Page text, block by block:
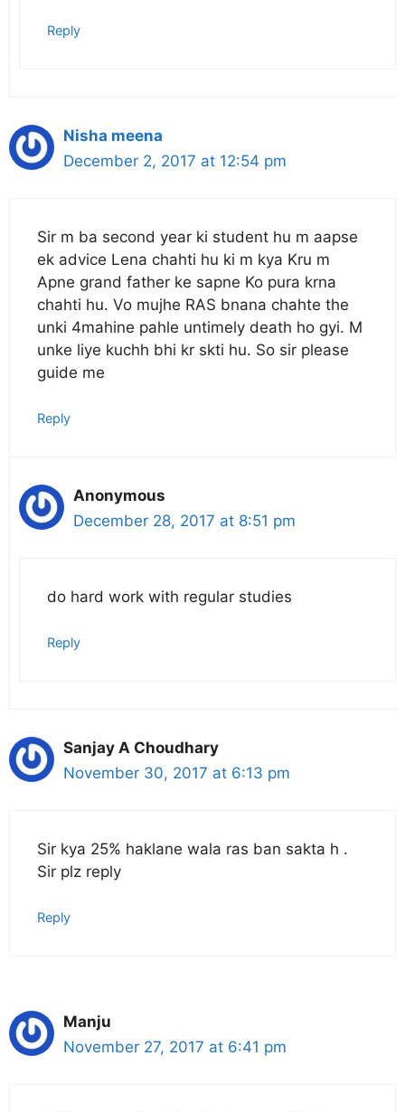
Reply
Nisha meena
December 2, 2017 at 12:54 pm
Sir m ba second year ki student hu m aapse
ek advice Lena chahti hu ki m kya Kru m
Apne grand father ke sapne Ko pura krna
chahti hu. Vo mujhe RAS bnana chahte the
unki 4mahine pahle untimely death ho gyi. M
unke liye kuchh bhi kr skti hu. So sir please
guide me
Reply
Anonymous
December 28, 2017 at 8:51 pm
do hard work with regular studies
Reply
Sanjay A Choudhary
November 30, 2017 at 6:13 pm
Sir kya 25% haklane wala ras ban sakta h .
Sir plz reply
Reply
Manju
November 27, 2017 at 6:41 pm